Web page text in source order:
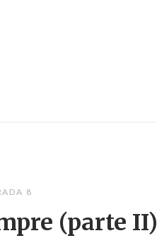
8
(parte II)